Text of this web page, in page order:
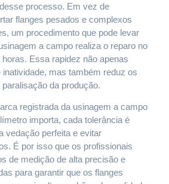
processo. Em vez de
flanges pesados e complexos
um procedimento que pode levar
a campo realiza o reparo no
Essa rapidez não apenas
mas também reduz os
da produção.
registrada da usinagem a campo
importa, cada tolerância é
vedação perfeita e evitar
É por isso que os profissionais
de medição de alta precisão e
para garantir que os flanges